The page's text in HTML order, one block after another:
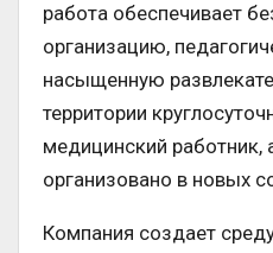
работа обеспечивает
организацию,
насыщенную
территории
медицинский работник,
организовано в новых
Компания создает